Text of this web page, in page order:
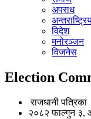
अपराध
विदेश
मनोरञ्जन
विजनेस
Election
राजधानी पत्रिका
२०८२ फाल्गुन ३,